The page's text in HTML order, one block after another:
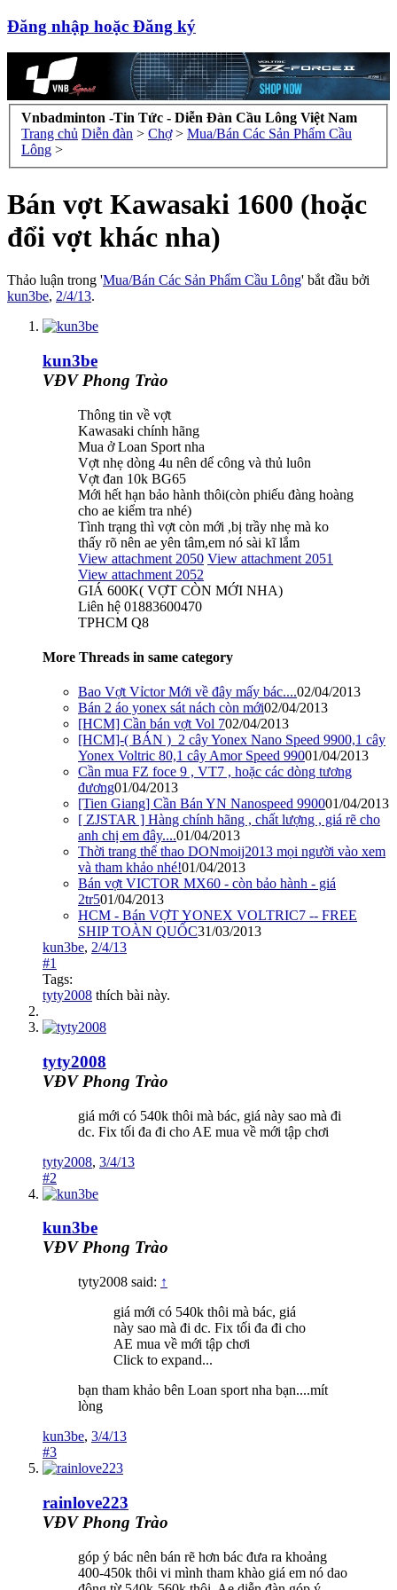
Đăng nhập hoặc Đăng ký
Vnbadminton -Tin Tức - Diễn Đàn Cầu Lông Việt Nam
Trang chủ Diễn đàn > Chợ > Mua/Bán Các Sản Phẩm Cầu
Lông >
Bán vợt Kawasaki 1600 (hoặc
đổi vợt khác nha)
Thảo luận trong 'Mua/Bán Các Sản Phẩm Cầu Lông' bắt đầu bởi
kun3be, 2/4/13.
kun3be
VĐV Phong Trào
Thông tin về vợt
Kawasaki chính hãng
Mua ở Loan Sport nha
Vợt nhẹ dòng 4u nên dể công và thủ luôn
Vợt đan 10k BG65
Mới hết hạn bảo hành thôi(còn phiếu đàng hoàng
cho ae kiểm tra nhé)
Tình trạng thì vợt còn mới ,bị trầy nhẹ mà ko
thấy rõ nên ae yên tâm,em nó sài kĩ lắm
View attachment 2050 View attachment 2051
View attachment 2052
GIÁ 600K( VỢT CÒN MỚI NHA)
Liên hệ 01883600470
TPHCM Q8
More Threads in same category
Bao Vợt Vỉctor Mới về đây mấy bác....02/04/2013
Bán 2 áo yonex sát nách còn mới02/04/2013
[HCM] Cần bán vợt Vol 702/04/2013
[HCM]-( BÁN )_2 cây Yonex Nano Speed 9900,1 cây
Yonex Voltric 80,1 cây Amor Speed 99001/04/2013
Cần mua FZ foce 9 , VT7 , hoặc các dòng tương
đương01/04/2013
[Tien Giang] Cần Bán YN Nanospeed 990001/04/2013
[ ZJSTAR ] Hàng chính hãng , chất lượng , giá rẽ cho
anh chị em đây....01/04/2013
Thời trang thể thao DONmoij2013 mọi người vào xem
và tham khảo nhé!01/04/2013
Bán vợt VICTOR MX60 - còn bảo hành - giá
2tr501/04/2013
HCM - Bán VỢT YONEX VOLTRIC7 -- FREE
SHIP TOÀN QUỐC31/03/2013
kun3be, 2/4/13
#1
Tags:
tyty2008 thích bài này.
tyty2008
VĐV Phong Trào
giá mới có 540k thôi mà bác, giá này sao mà đi
dc. Fix tối đa đi cho AE mua về mới tập chơi
tyty2008, 3/4/13
#2
kun3be
VĐV Phong Trào
tyty2008 said: ↑
giá mới có 540k thôi mà bác, giá
này sao mà đi dc. Fix tối đa đi cho
AE mua về mới tập chơi
Click to expand...
bạn tham khảo bên Loan sport nha bạn....mít
lòng
kun3be, 3/4/13
#3
rainlove223
VĐV Phong Trào
góp ý bác nên bán rẽ hơn bác đưa ra khoảng
400-450k thôi vi mình tham khào giá em nó dao